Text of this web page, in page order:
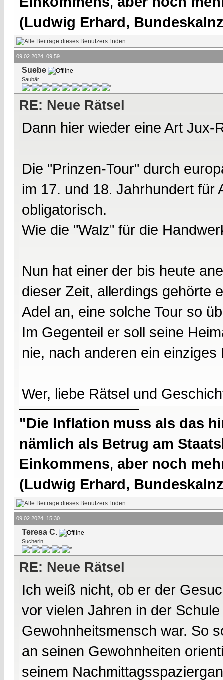
(Ludwig Erhard,
09.02.2024, 09:59
Suebe
Saubär
RE: Neue Rätsel
Dann hier wieder eine Art Jux-
Die "Prinzen-Tour" durch
im 17. und 18. Jahrhundert für
obligatorisch.
Wie die "Walz" für die
Nun hat einer der bis heute
dieser Zeit, allerdings gehörte
Adel an, eine solche Tour so
Im Gegenteil er soll seine
nie, nach anderen ein
Wer, liebe Rätsel und
"Die Inflation muss als das
nämlich als Betrug am
Einkommens, aber noch
(Ludwig Erhard,
09.02.2024, 15:30
Teresa C.
Sucherin
RE: Neue Rätsel
Ich weiß nicht, ob er der
vor vielen Jahren in der
Gewohnheitsmensch war. So
an seinen Gewohnheiten
seinem